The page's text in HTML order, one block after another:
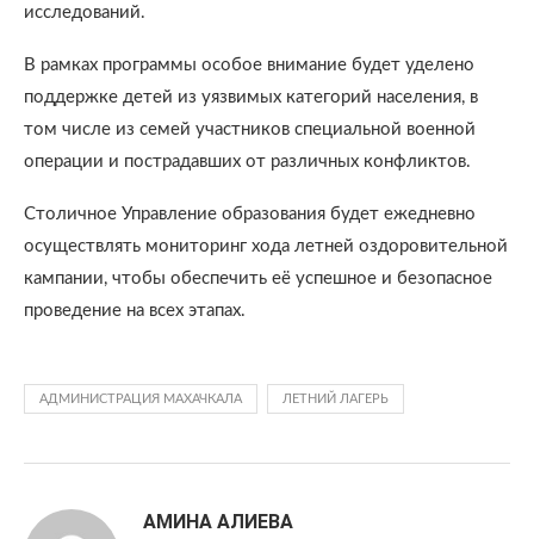
исследований.
В рамках программы особое внимание будет уделено
поддержке детей из уязвимых категорий населения, в
том числе из семей участников специальной военной
операции и пострадавших от различных конфликтов.
Столичное Управление образования будет ежедневно
осуществлять мониторинг хода летней оздоровительной
кампании, чтобы обеспечить её успешное и безопасное
проведение на всех этапах.
АДМИНИСТРАЦИЯ МАХАЧКАЛА ЛЕТНИЙ ЛАГЕРЬ
АМИНА АЛИЕВА